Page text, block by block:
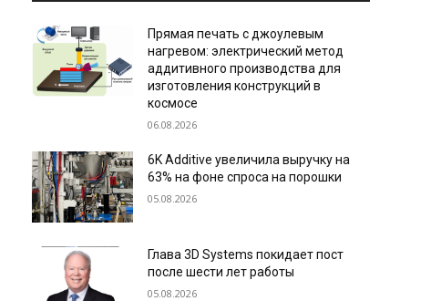
Прямая печать с джоулевым
нагревом: электрический метод
аддитивного производства для
изготовления конструкций в
космосе
06.08.2026
6K Additive увеличила выручку на
63% на фоне спроса на порошки
05.08.2026
Глава 3D Systems покидает пост
после шести лет работы
05.08.2026